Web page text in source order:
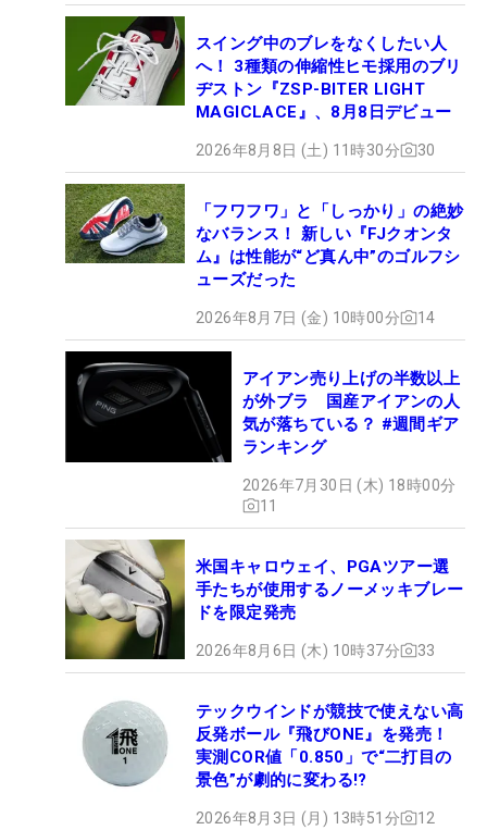
スイング中のブレをなくしたい人
へ！ 3種類の伸縮性ヒモ採用のブリ
ヂストン『ZSP-BITER LIGHT
MAGICLACE』、8月8日デビュー
2026年8月8日 (土) 11時30分 30
「フワフワ」と「しっかり」の絶妙
なバランス！ 新しい『FJクオンタ
ム』は性能が“ど真ん中”のゴルフシ
ューズだった
2026年8月7日 (金) 10時00分 14
アイアン売り上げの半数以上
が外ブラ 国産アイアンの人
気が落ちている？ #週間ギア
ランキング
2026年7月30日 (木) 18時00分
11
米国キャロウェイ、PGAツアー選
手たちが使用するノーメッキブレー
ドを限定発売
2026年8月6日 (木) 10時37分 33
テックウインドが競技で使えない高
反発ボール『飛びONE』を発売！
実測COR値「0.850」で“二打目の
景色”が劇的に変わる!?
2026年8月3日 (月) 13時51分 12